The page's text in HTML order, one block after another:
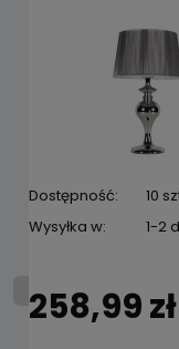
Dostępność:
10
Wysyłka w:
1-2
258,99 zł